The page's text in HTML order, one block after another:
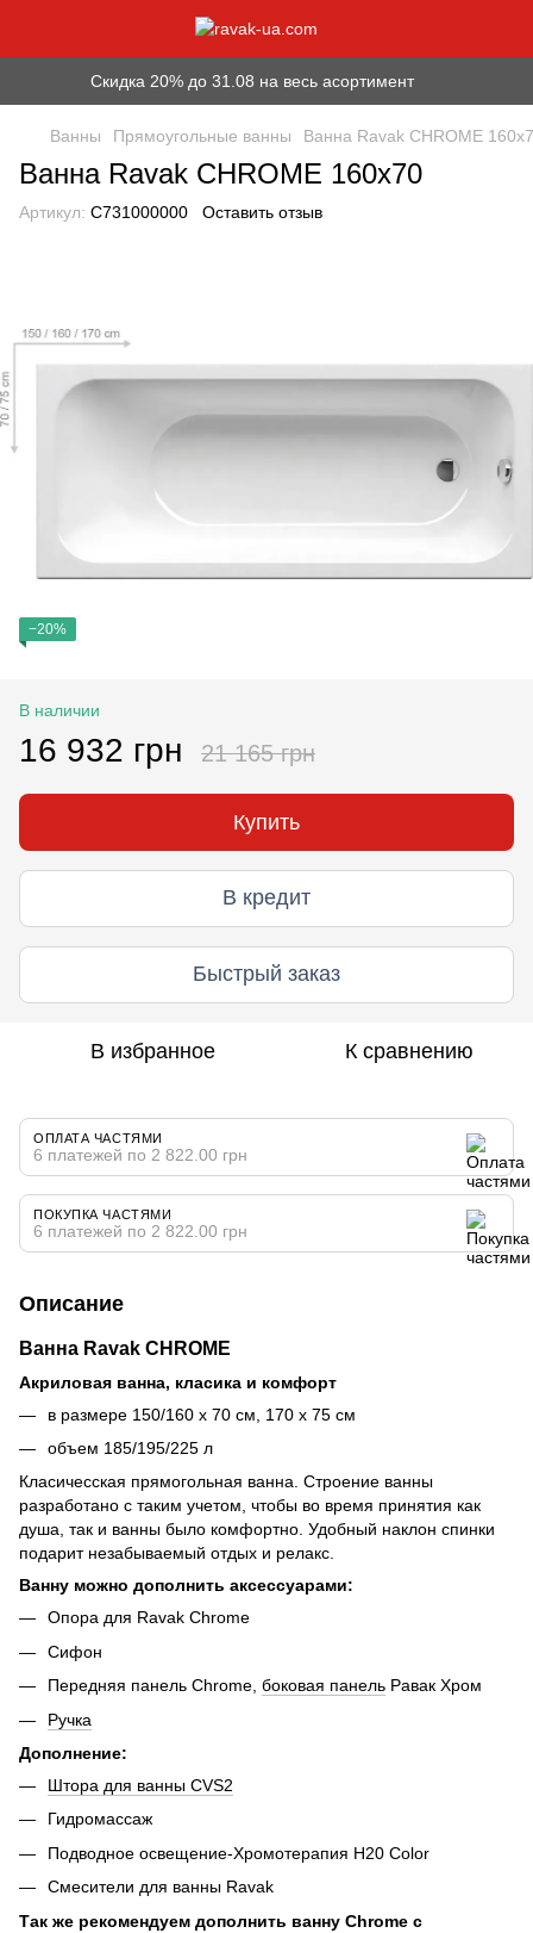
Скидка 20% до 31.08 на весь асортимент
Ванны Прямоугольные ванны Ванна Ravak CHROME
Ванна Ravak CHROME 160x70
Артикул: C731000000 Оставить отзыв
−20%
В наличии
16 932 грн 21 165 грн
Купить
В кредит
Быстрый заказ
В избранное К сравнению
ОПЛАТА ЧАСТЯМИ
6 платежей по 2 822.00 грн
ПОКУПКА ЧАСТЯМИ
6 платежей по 2 822.00 грн
Описание
Ванна Ravak CHROME
Акриловая ванна, класика и комфорт
в размере 150/160 х 70 см, 170 х 75 см
объем 185/195/225 л
Класичесская прямогольная ванна. Строение ванны
разработано с таким учетом, чтобы во время принятия как
душа, так и ванны было комфортно. Удобный наклон спинки
подарит незабываемый отдых и релакс.
Ванну можно дополнить аксессуарами:
Опора для Ravak Chrome
Сифон
Передняя панель Chrome, боковая панель Равак Хром
Ручка
Дополнение:
Штора для ванны CVS2
Гидромассаж
Подводное освещение-Хромотерапия H20 Color
Смесители для ванны Ravak
Так же рекомендуем дополнить ванну Chrome с